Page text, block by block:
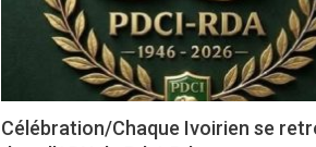
Célébration/Chaque Ivoirien se